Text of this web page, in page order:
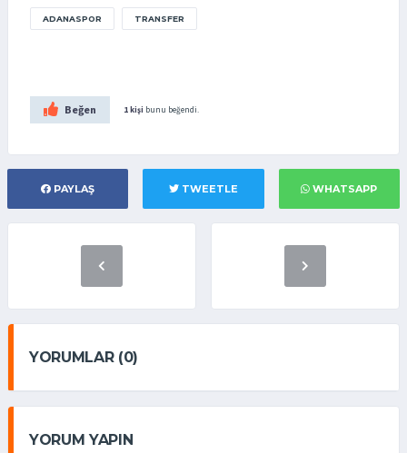
ADANASPOR TRANSFER
Beğen 1 kişi bunu beğendi.
PAYLAŞ TWEETLE WHATSAPP
YORUMLAR (0)
YORUM YAPIN